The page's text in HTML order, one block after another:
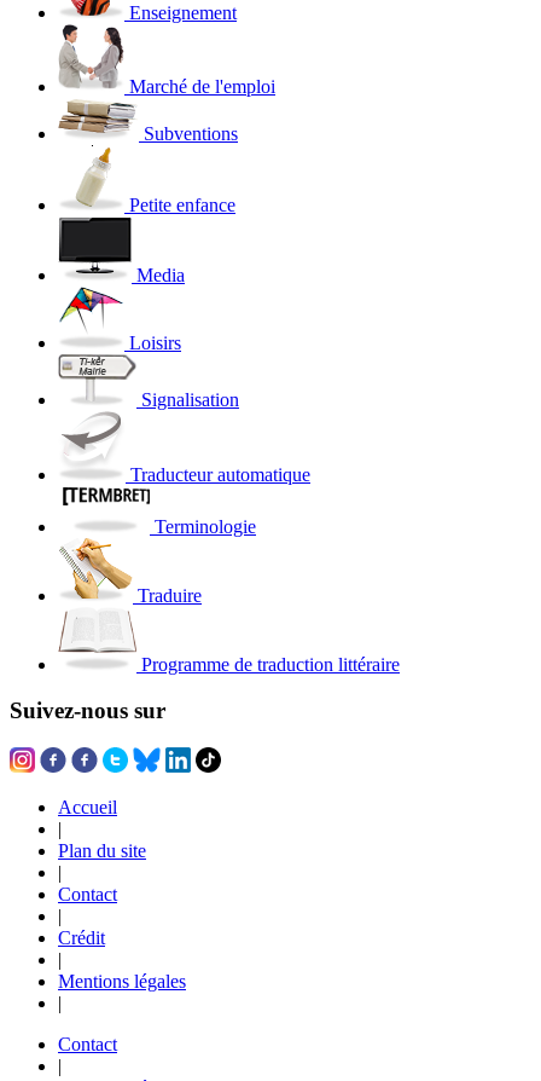
Enseignement
Marché de l'emploi
Subventions
Petite enfance
Media
Loisirs
Signalisation
Traducteur automatique
Terminologie
Traduire
Programme de traduction littéraire
Suivez-nous sur
Accueil
|
Plan du site
|
Contact
|
Crédit
|
Mentions légales
|
Contact
|